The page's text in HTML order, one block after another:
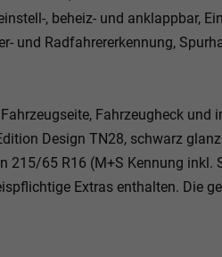
, beheiz- und anklappbar,
und Radfahrererkennung,
Fahrzeugheck und
Design TN28, schwarz
215/65 R16 (M+S Kennung inkl.
Extras enthalten. Die